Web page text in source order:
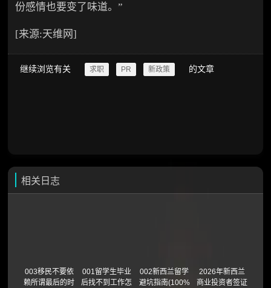
份感情也要变了味道。”
[来源:天维网]
继续浏览有关 求职 PR 新政策 的文章
相关日志
003移民不要依
赖所谓最后的时
001留学生毕业
后找不到工作怎
002新西兰留学
避坑指南(100%
2026年新西兰
商业投资者签证